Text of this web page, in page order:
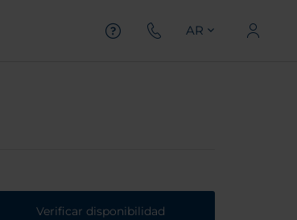
AR
Verificar disponibilidad